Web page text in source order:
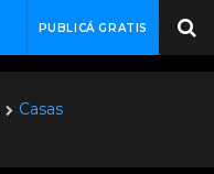
PUBLICÁ GRATIS
Casas